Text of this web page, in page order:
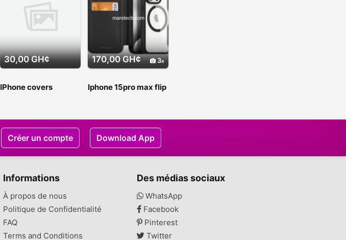
30,00 GH¢
IPhone covers
170,00 GH¢ 3
Iphone 15pro max flip
Créer un compte Download App
Informations
À propos de nous
Politique de Confidentialité
FAQ
Terms and Conditions
Des médias sociaux
WhatsApp
Facebook
Pinterest
Twitter